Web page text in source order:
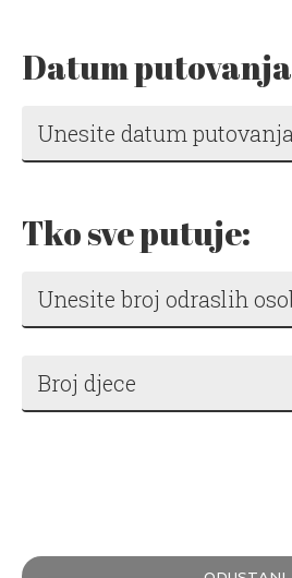
Datum
Tko sve putuje: